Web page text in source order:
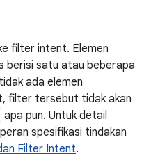
filter intent. Elemen
berisi satu atau beberapa
ada elemen
filter tersebut tidak akan
apa pun. Untuk detail
spesifikasi tindakan
Filter Intent.